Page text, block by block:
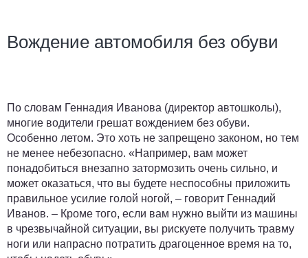
Вождение автомобиля без обуви
По словам Геннадия Иванова (директор автошколы),
многие водители грешат вождением без обуви.
Особенно летом. Это хоть не запрещено законом, но тем
не менее небезопасно. «Например, вам может
понадобиться внезапно затормозить очень сильно, и
может оказаться, что вы будете неспособны приложить
правильное усилие голой ногой, – говорит Геннадий
Иванов. – Кроме того, если вам нужно выйти из машины
в чрезвычайной ситуации, вы рискуете получить травму
ноги или напрасно потратить драгоценное время на то,